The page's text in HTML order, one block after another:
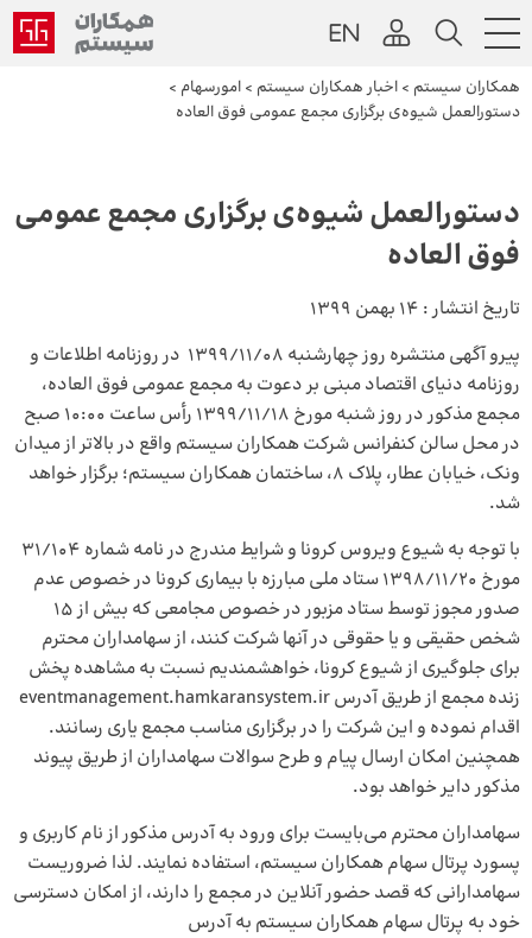
همکاران سیستم > اخبار همکاران سیستم > امورسهام >
دستورالعمل شیوه‌ی برگزاری مجمع عمومی فوق العاده
دستورالعمل شیوه‌ی برگزاری مجمع عمومی
فوق العاده
تاریخ انتشار : 14 بهمن 1399
پیرو آگهی منتشره روز چهارشنبه 1399/11/08 در روزنامه اطلاعات و
روزنامه دنیای اقتصاد مبنی بر دعوت به مجمع عمومی فوق العاده،
مجمع مذکور در روز شنبه مورخ 1399/11/18 رأس ساعت 10:00 صبح
در محل سالن کنفرانس شرکت همکاران سیستم واقع در بالاتر از میدان
ونک، خیابان عطار، پلاک 8، ساختمان همکاران سیستم؛ برگزار خواهد
شد.
با توجه به شیوع ویروس کرونا و شرایط مندرج در نامه شماره 31/104
مورخ 1398/11/20 ستاد ملی مبارزه با بیماری کرونا در خصوص عدم
صدور مجوز توسط ستاد مزبور در خصوص مجامعی که بیش از 15
شخص حقیقی و یا حقوقی در آنها شرکت کنند، از سهامداران محترم
برای جلوگیری از شیوع کرونا، خواهشمندیم نسبت به مشاهده پخش
زنده مجمع از طریق آدرسeventmanagement.hamkaransystem.ir
اقدام نموده و این شرکت را در برگزاری مناسب مجمع یاری رسانند.
همچنین امکان ارسال پیام و طرح سوالات سهامداران از طریق پیوند
مذکور دایر خواهد بود.
سهامداران محترم می‌بایست برای ورود به آدرس مذکور از نام کاربری و
پسورد پرتال سهام همکاران سیستم، استفاده نمایند. لذا ضروریست
سهامدارانی که قصد حضور آنلاین در مجمع را دارند، از امکان دسترسی
خود به پرتال سهام همکاران سیستم به آدرس